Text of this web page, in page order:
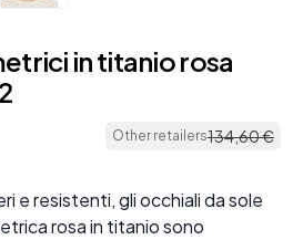
in titanio rosa
Other retailers134,60€
e resistenti, gli occhiali da sole
rosa in titanio sono